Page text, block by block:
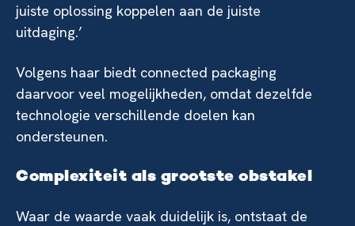
juiste oplossing koppelen aan de juiste
uitdaging.’
Volgens haar biedt connected packaging
daarvoor veel mogelijkheden, omdat dezelfde
technologie verschillende doelen kan
ondersteunen.
Complexiteit als grootste obstakel
Waar de waarde vaak duidelijk is, ontstaat de